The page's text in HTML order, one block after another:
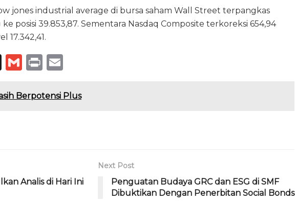
jones industrial average di bursa saham Wall Street terpangkas
ke posisi 39.853,87. Sementara Nasdaq Composite terkoreksi 654,94
17.342,41.
T
re
G
ai
P
n ai
Berpotensi Plus
Analis di Hari Ini
Next Post
Penguatan Budaya GRC dan ESG di SMF
Dibuktikan Dengan Penerbitan Social Bonds